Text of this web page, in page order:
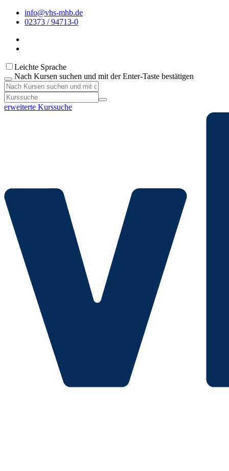
info@vhs-mhb.de
02373 / 94713-0
Leichte Sprache
Nach Kursen suchen und mit der Enter-Taste bestätigen
erweiterte Kurssuche